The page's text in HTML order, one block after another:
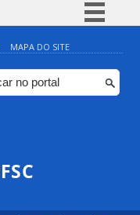
Simplifique!
Comunica BR
Participe
Canais
MAPA DO SITE